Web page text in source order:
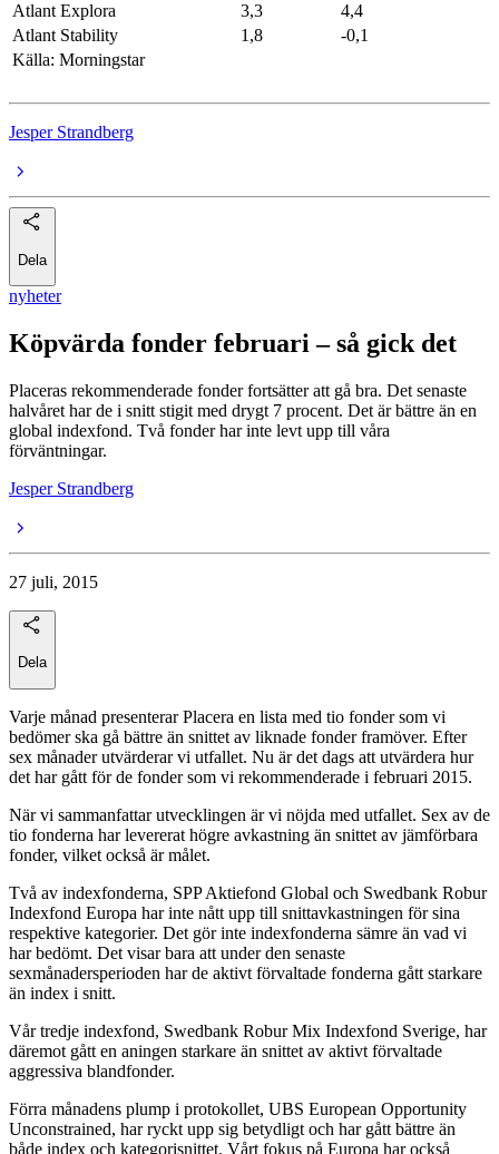
Atlant Explora
3,3
4,4
Atlant Stability
1,8
-0,1
Källa: Morningstar
Jesper Strandberg
Dela
nyheter
Köpvärda fonder februari – så gick det
Placeras rekommenderade fonder fortsätter att gå bra. Det senaste
halvåret har de i snitt stigit med drygt 7 procent. Det är bättre än en
global indexfond. Två fonder har inte levt upp till våra
förväntningar.
Jesper Strandberg
27 juli, 2015
Dela
Varje månad presenterar Placera en lista med tio fonder som vi
bedömer ska gå bättre än snittet av liknade fonder framöver. Efter
sex månader utvärderar vi utfallet. Nu är det dags att utvärdera hur
det har gått för de fonder som vi rekommenderade i februari 2015.
När vi sammanfattar utvecklingen är vi nöjda med utfallet. Sex av de
tio fonderna har levererat högre avkastning än snittet av jämförbara
fonder, vilket också är målet.
Två av indexfonderna, SPP Aktiefond Global och Swedbank Robur
Indexfond Europa har inte nått upp till snittavkastningen för sina
respektive kategorier. Det gör inte indexfonderna sämre än vad vi
har bedömt. Det visar bara att under den senaste
sexmånadersperioden har de aktivt förvaltade fonderna gått starkare
än index i snitt.
Vår tredje indexfond, Swedbank Robur Mix Indexfond Sverige, har
däremot gått en aningen starkare än snittet av aktivt förvaltade
aggressiva blandfonder.
Förra månadens plump i protokollet, UBS European Opportunity
Unconstrained, har ryckt upp sig betydligt och har gått bättre än
både index och kategorisnittet. Vårt fokus på Europa har också